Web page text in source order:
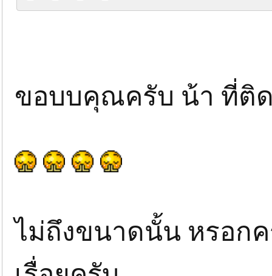
ขอบบคุณครับ น้า ที่ติ
ไม่ถึงขนาดนั้น หรอก